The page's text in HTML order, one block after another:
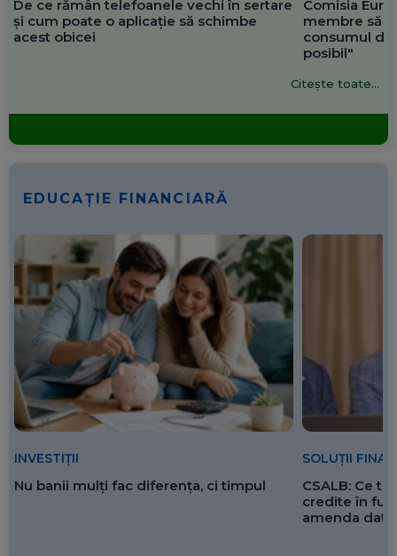
De ce rămân telefoanele vechi în sertare
și cum poate o aplicație să schimbe
acest obicei
Comisia
membre să
consumul de
posibil"
Citește toate...
EDUCAȚIE FINANCIARĂ
INVESTIȚII
Nu banii mulți fac diferența, ci timpul
SOLUȚII
CSALB: Ce
credite în
amenda